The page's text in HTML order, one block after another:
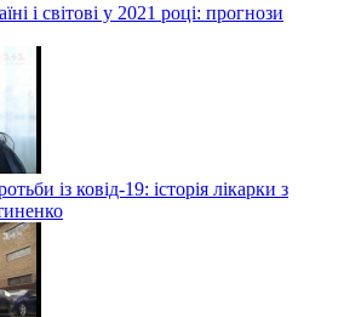
і світові у 2021 році: прогнози
із ковід-19: історія лікарки з